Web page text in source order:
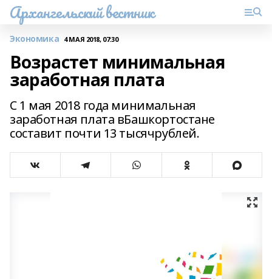
Архангельский вестник
Экономика 4 МАЯ 2018, 07:30
Возрастет минимальная
заработная плата
С 1 мая 2018 года минимальная
заработная плата вБашкортостане
составит почти 13 тысячрублей.